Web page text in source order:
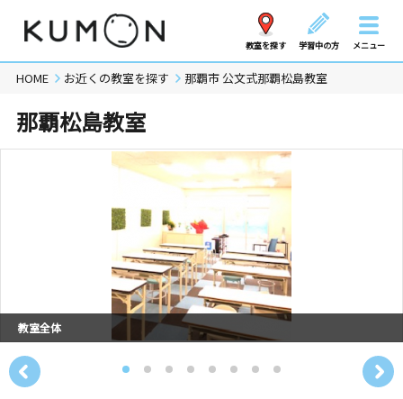
教室を探す 学習中の方 メニュー
HOME お近くの教室を探す 那覇市 公文式那覇松島教室
那覇松島教室
教室全体